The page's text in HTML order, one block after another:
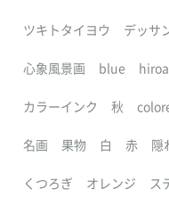
ツキトタイヨウ デッサ
心象風景画 blue
カラーインク 秋
名画 果物 白 赤 隠
くつろぎ オレンジ ス